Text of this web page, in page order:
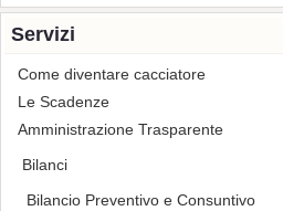
Servizi
Come diventare cacciatore
Le Scadenze
Amministrazione Trasparente
Bilanci
Bilancio Preventivo e Consuntivo